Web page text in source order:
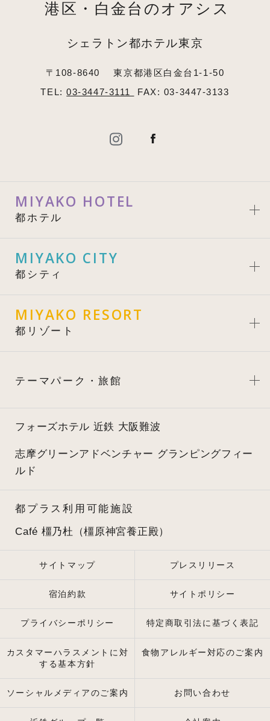
港区・白金台のオアシス
シェラトン都ホテル東京
〒108-8640
東京都港区白金台1-1-50
TEL:03-3447-3111 FAX: 03-3447-3133
MIYAKO HOTEL
都ホテル
MIYAKO CITY
都シティ
MIYAKO RESORT
都リゾート
テーマパーク・旅館
フォーズホテル 近鉄 大阪難波
志摩グリーンアドベンチャー グランピングフィー
ルド
都プラス利用可能施設
Café 橿乃杜（橿原神宮養正殿）
サイトマップ プレスリリース
宿泊約款 サイトポリシー
プライバシーポリシー 特定商取引法に基づく表記
カスタマーハラスメントに対
する基本方針
食物アレルギー対応のご案内
ソーシャルメディアのご案内 お問い合わせ